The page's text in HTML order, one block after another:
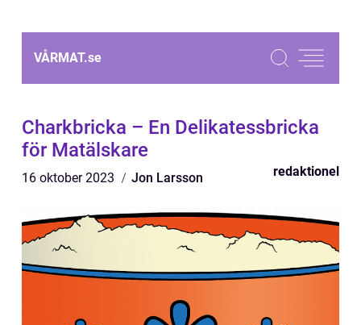
VÅRMAT.se
Charkbricka – En Delikatessbricka
för Matälskare
16 oktober 2023 Jon Larsson redaktionel